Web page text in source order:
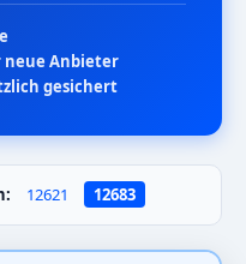
Anbieter
gesichert
12621 12683